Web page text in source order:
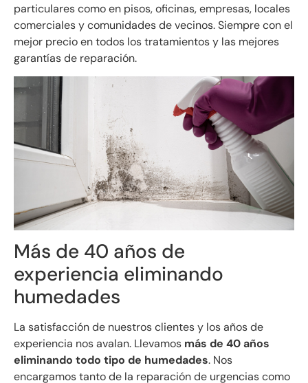
particulares como en pisos, oficinas, empresas, locales
comerciales y comunidades de vecinos. Siempre con el
mejor precio en todos los tratamientos y las mejores
garantías de reparación.
Más de 40 años de
experiencia eliminando
humedades
La satisfacción de nuestros clientes y los años de
experiencia nos avalan. Llevamos más de 40 años
eliminando todo tipo de humedades. Nos
encargamos tanto de la reparación de urgencias como